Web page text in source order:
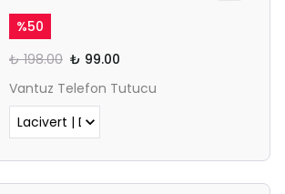
%50
₺ 198.00 ₺ 99.00
Vantuz Telefon Tutucu